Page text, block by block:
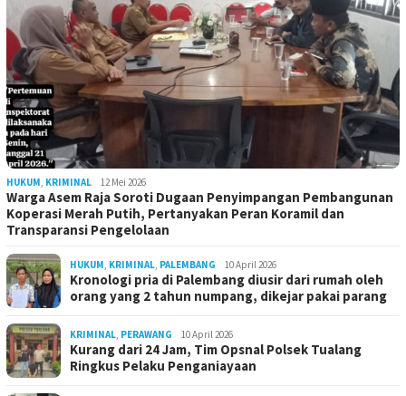
HUKUM KRIMINAL 12 Mei 2026
Warga Asem Raja Soroti Dugaan Penyimpangan Pembangunan
Koperasi Merah Putih, Pertanyakan Peran Koramil dan
Transparansi Pengelolaan
HUKUM KRIMINAL PALEMBANG 10 April 2026
Kronologi pria di Palembang diusir dari rumah oleh
orang yang 2 tahun numpang, dikejar pakai parang
KRIMINAL PERAWANG 10 April 2026
Kurang dari 24 Jam, Tim Opsnal Polsek Tualang
Ringkus Pelaku Penganiayaan